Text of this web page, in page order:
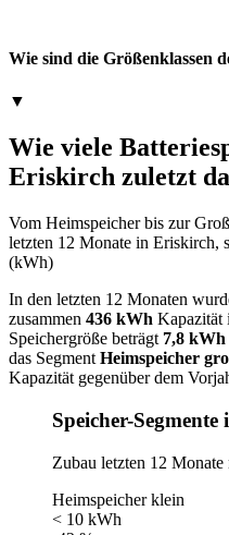
Wie sind die Größenklassen
▼
Wie viele
Eriskirch zuletzt
Vom Heimspeicher bis zur
letzten 12 Monate in Eriskirch,
(kWh)
In den letzten 12 Monaten
zusammen 436 kWh Kapazität
Speichergröße beträgt 7,8 kWh
das Segment Heimspeicher
Kapazität gegenüber dem
Speicher-Segmente
Zubau letzten 12
Heimspeicher klein
< 10 kWh